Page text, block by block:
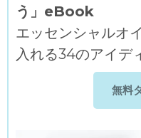
う」eBook
エッセンシャルオ
入れる34のアイデ
無料